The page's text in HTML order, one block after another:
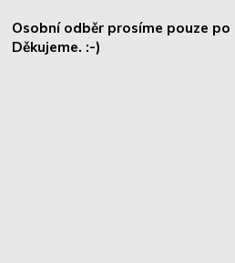
Osobní odběr prosíme pouze
Děkujeme. :-)